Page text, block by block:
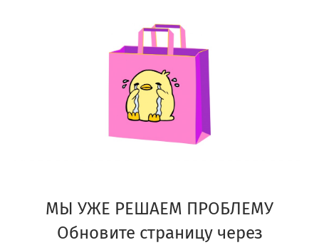
МЫ УЖЕ РЕШАЕМ ПРОБЛЕМУ
Обновите страницу через